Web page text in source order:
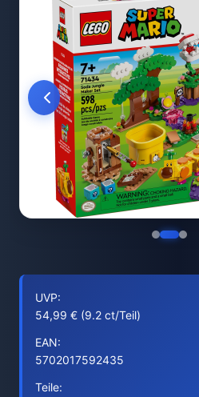
UVP:
54,99 € (9.2 ct/Teil)
EAN:
5702017592435
Teile: